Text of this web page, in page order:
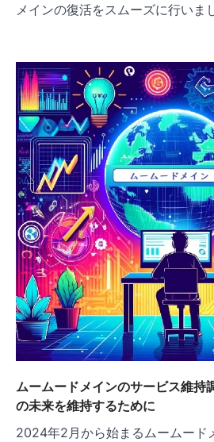
メインの復活をスムーズに行いま
ムームードメインのサービス維持
の未来を維持するために
2024年2月から始まるムームード